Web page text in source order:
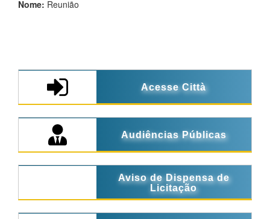
Nome: Reunião
Acesse Città
Audiências Públicas
Aviso de Dispensa de
Licitação